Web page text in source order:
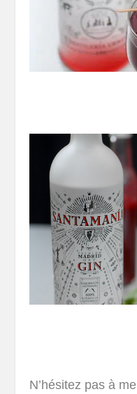
N’hésitez pas à me